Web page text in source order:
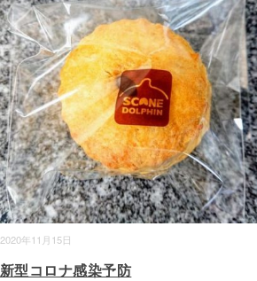
2020年11月15日
新型コロナ感染予防